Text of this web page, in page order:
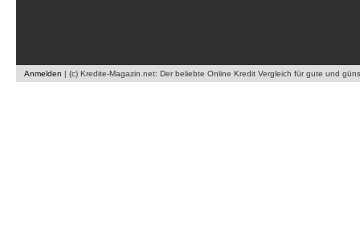
Anmelden | (c) Kredite-Magazin.net: Der beliebte Online Kredit Vergleich für gute und